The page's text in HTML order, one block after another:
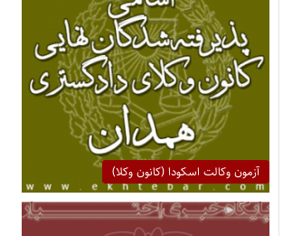
آزمون وکالت اسکودا (کانون وکلا)